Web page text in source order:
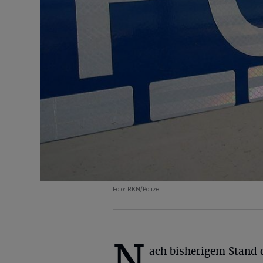
Foto: RKN/Polizei
ach bisherigem Stand